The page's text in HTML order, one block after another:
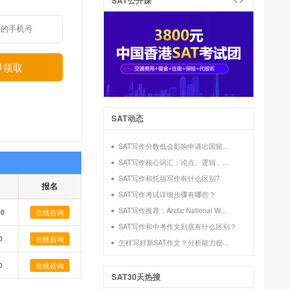
取
报名
在线咨询
在线咨询
在线咨询
SAT动态
SAT写作分数低会影响申请出国留...
SAT写作核心词汇：论点、逻辑、...
SAT写作和托福写作有什么区别?
SAT写作考试详细步骤有哪些？
SAT写作推荐：Arctic National W...
SAT写作和中考作文到底有什么区别？
怎样写好新SAT作文？分析能力很...
SAT30天热搜